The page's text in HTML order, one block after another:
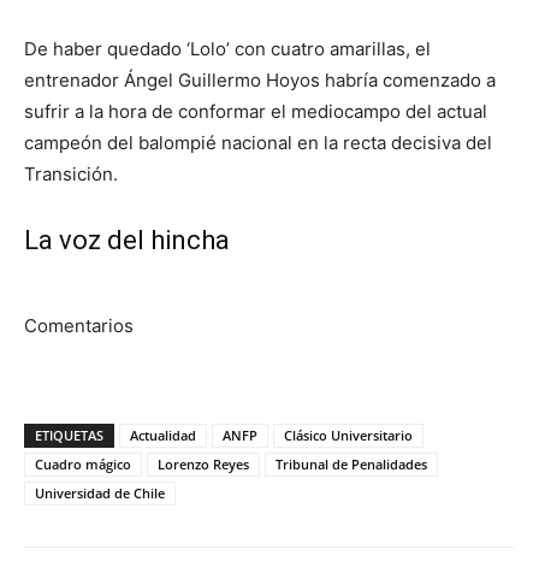
De haber quedado ‘Lolo’ con cuatro amarillas, el
entrenador Ángel Guillermo Hoyos habría comenzado a
sufrir a la hora de conformar el mediocampo del actual
campeón del balompié nacional en la recta decisiva del
Transición.
La voz del hincha
Comentarios
ETIQUETAS Actualidad ANFP
Clásico Universitario
Cuadro mágico
Lorenzo Reyes
Tribunal de Penalidades
Universidad de Chile